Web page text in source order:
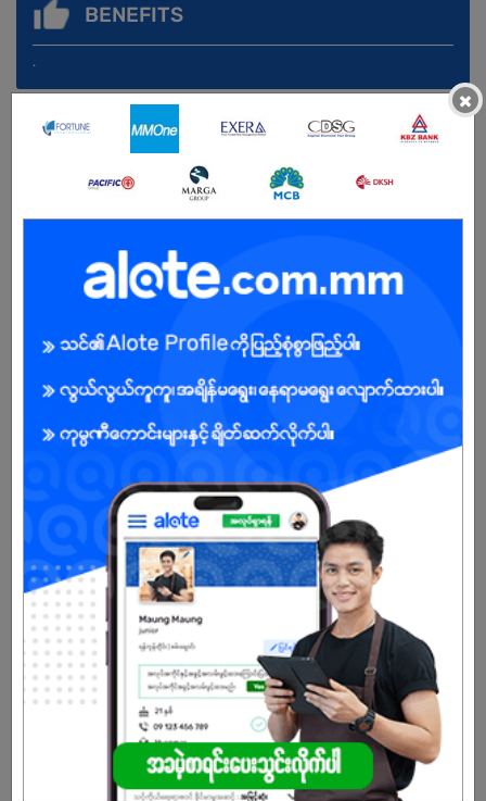
BENEFITS
.
Open To : Male/Female
Already Expired
Don't have an account?
REGISTER NOW!
More Similar Jobs
Receptionist
Myint Myat Maung Co.,Ltd
Hlaing | Yangon
×